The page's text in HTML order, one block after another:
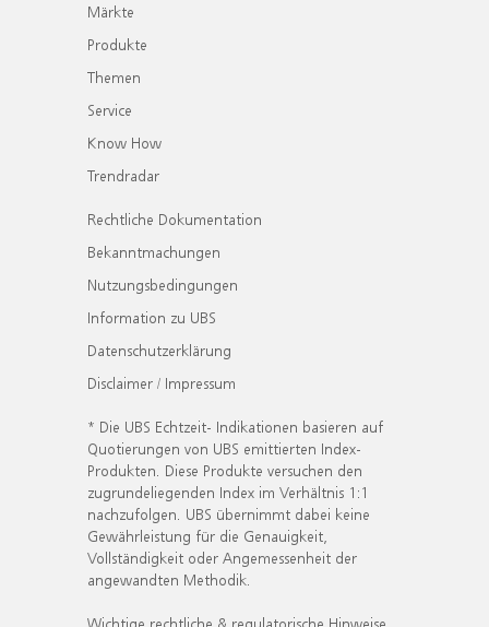
Märkte
Produkte
Themen
Service
Know How
Trendradar
Rechtliche Dokumentation
Bekanntmachungen
Nutzungsbedingungen
Information zu UBS
Datenschutzerklärung
Disclaimer / Impressum
* Die UBS Echtzeit- Indikationen basieren auf
Quotierungen von UBS emittierten Index-
Produkten. Diese Produkte versuchen den
zugrundeliegenden Index im Verhältnis 1:1
nachzufolgen. UBS übernimmt dabei keine
Gewährleistung für die Genauigkeit,
Vollständigkeit oder Angemessenheit der
angewandten Methodik.